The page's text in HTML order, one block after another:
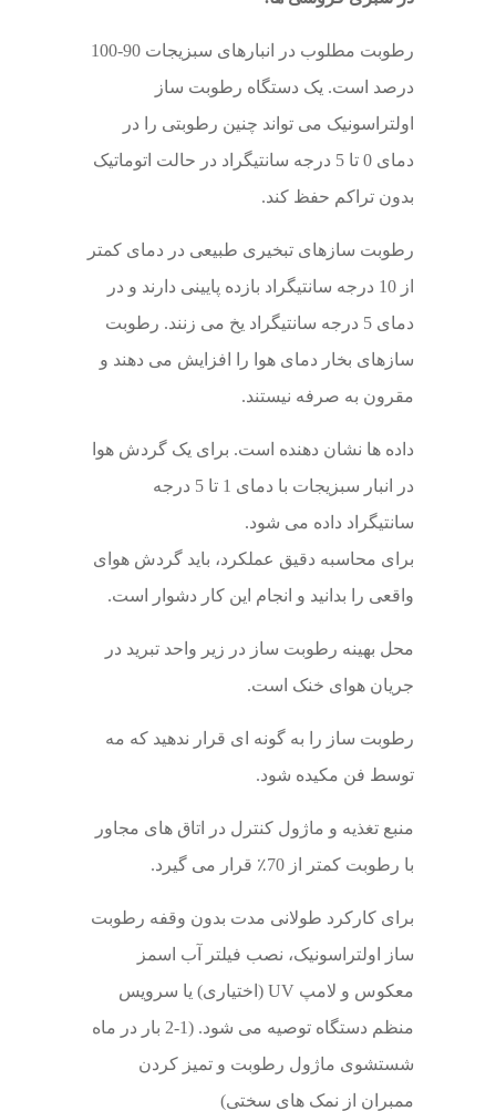
رطوبت مطلوب در انبارهای سبزیجات 90-100
درصد است. یک دستگاه رطوبت ساز
اولتراسونیک می تواند چنین رطوبتی را در
دمای 0 تا 5 درجه سانتیگراد در حالت اتوماتیک
بدون تراکم حفظ کند.
رطوبت سازهای تبخیری طبیعی در دمای کمتر
از 10 درجه سانتیگراد بازده پایینی دارند و در
دمای 5 درجه سانتیگراد یخ می زنند. رطوبت
سازهای بخار دمای هوا را افزایش می دهند و
مقرون به صرفه نیستند.
داده ها نشان دهنده است. برای یک گردش هوا
در انبار سبزیجات با دمای 1 تا 5 درجه
سانتیگراد داده می شود.
برای محاسبه دقیق عملکرد، باید گردش هوای
واقعی را بدانید و انجام این کار دشوار است.
محل بهینه رطوبت ساز در زیر واحد تبرید در
جریان هوای خنک است.
رطوبت ساز را به گونه ای قرار ندهید که مه
توسط فن مکیده شود.
منبع تغذیه و ماژول کنترل در اتاق های مجاور
با رطوبت کمتر از 70٪ قرار می گیرد.
برای کارکرد طولانی مدت بدون وقفه رطوبت
ساز اولتراسونیک، نصب فیلتر آب اسمز
معکوس و لامپ UV (اختیاری) یا سرویس
منظم دستگاه توصیه می شود. (1-2 بار در ماه
شستشوی ماژول رطوبت و تمیز کردن
ممبران از نمک های سختی)